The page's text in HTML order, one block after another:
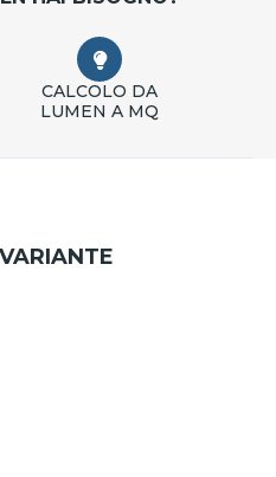
CALCOLO DA
LUMEN A MQ